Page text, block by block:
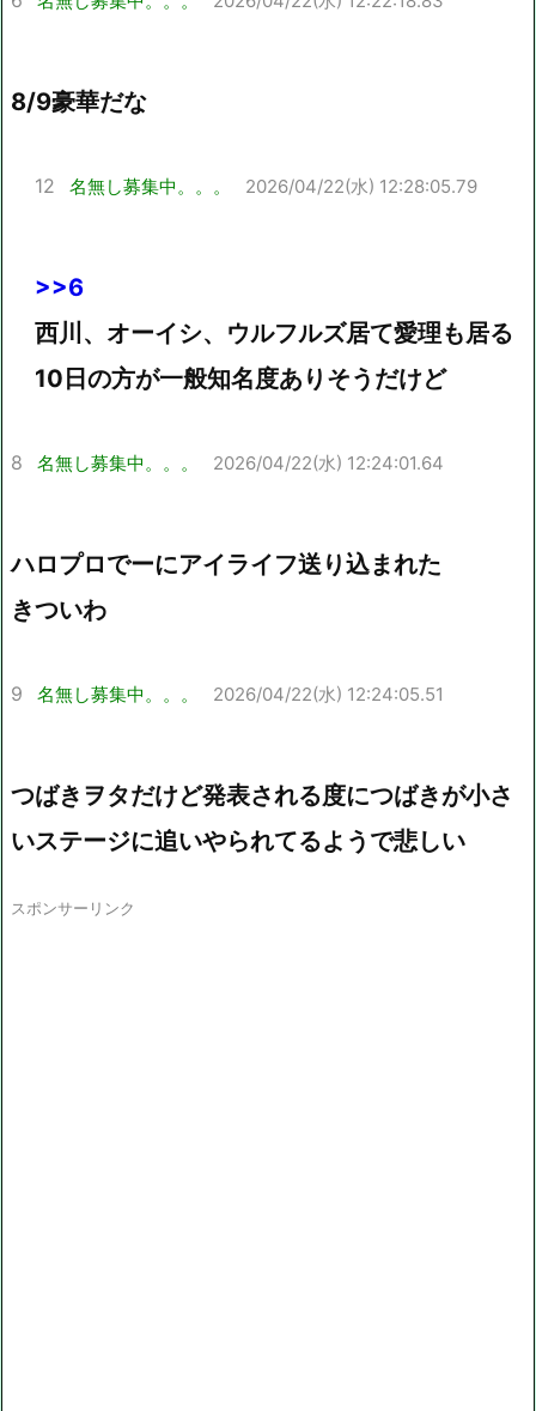
8/9豪華だな
12 名無し募集中。。。 2026/04/22(水) 12:28:05.79
>>6
西川、オーイシ、ウルフルズ居て愛理も居る
10日の方が一般知名度ありそうだけど
8 名無し募集中。。。 2026/04/22(水) 12:24:01.64
ハロプロでーにアイライフ送り込まれた
きついわ
9 名無し募集中。。。 2026/04/22(水) 12:24:05.51
つばきヲタだけど発表される度につばきが小さ
いステージに追いやられてるようで悲しい
スポンサーリンク